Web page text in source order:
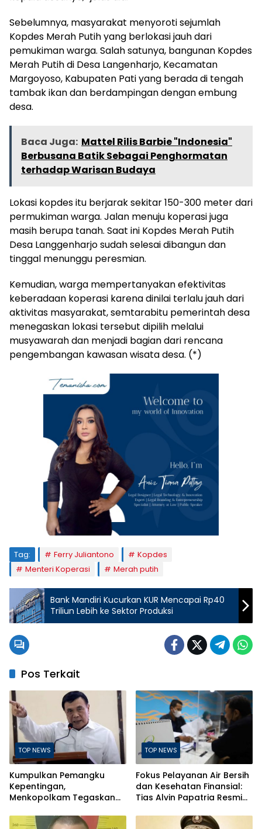
Sebelumnya, masyarakat menyoroti sejumlah
Kopdes Merah Putih yang berlokasi jauh dari
pemukiman warga. Salah satunya, bangunan Kopdes
Merah Putih di Desa Langenharjo, Kecamatan
Margoyoso, Kabupaten Pati yang berada di tengah
tambak ikan dan berdampingan dengan embung
desa.
Baca Juga: Mattel Rilis Barbie "Indonesia"
Berbusana Batik Sebagai Penghormatan
terhadap Warisan Budaya
Lokasi kopdes itu berjarak sekitar 150-300 meter dari
permukiman warga. Jalan menuju koperasi juga
masih berupa tanah. Saat ini Kopdes Merah Putih
Desa Langgenharjo sudah selesai dibangun dan
tinggal menunggu peresmian.
Kemudian, warga mempertanyakan efektivitas
keberadaan koperasi karena dinilai terlalu jauh dari
aktivitas masyarakat, semtarabitu pemerintah desa
menegaskan lokasi tersebut dipilih melalui
musyawarah dan menjadi bagian dari rencana
pengembangan kawasan wisata desa. (*)
Tag: Ferry Juliantono
Kopdes
Menteri Koperasi
Merah putih
Bank Mandiri Kucurkan KUR Mencapai Rp40
Triliun Lebih ke Sektor Produksi
Pos Terkait
TOP NEWS
Kumpulkan Pemangku
Kepentingan,
Menkopolkam Tegaskan
Terkendali
TOP NEWS
Fokus Pelayanan Air Bersih
dan Kesehatan Finansial:
Tias Alvin Papatria Resmi
Minum Surabaya